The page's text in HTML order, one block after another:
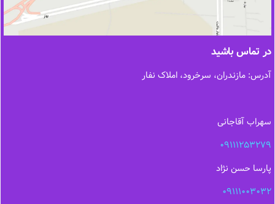
در تماس باشید
آدرس: مازندران، سرخرود، املاک نفار
سهراب آقاجانی
09111253279
پارسا حسن نژاد
09111003032